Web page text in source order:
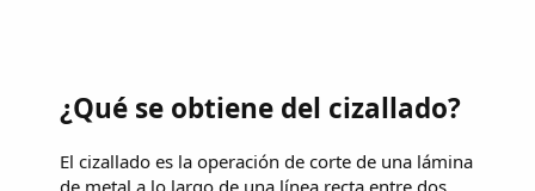
¿Qué se obtiene del cizallado?
El cizallado es la operación de corte de una lámina
de metal a lo largo de una línea recta entre dos